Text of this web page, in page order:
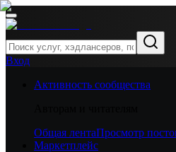
Вход
Активность сообщества
Общая лентаПросмотр
Маркетплейс